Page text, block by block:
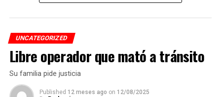
tendrá lugar los días 5 y 6 de septiembre en Cancún,
Quintana Roo.
De obtener resultados favorables en esa etapa, el equipo
tendría la posibilidad de representar a México en la final
internacional de la WRO, que se efectuará en Costa Rica.
UNCATEGORIZED
Libre operador que mató a tránsito
Su familia pide justicia
Published 12 meses ago on 12/08/2025